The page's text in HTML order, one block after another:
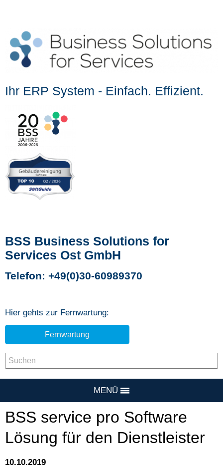
Ihr ERP System - Einfach. Effizient.
BSS Business Solutions for
Services Ost GmbH
Telefon: +49(0)30-60989370
Hier gehts zur Fernwartung:
Fernwartung
MENÜ
BSS service pro Software
Lösung für den Dienstleister
10.10.2019